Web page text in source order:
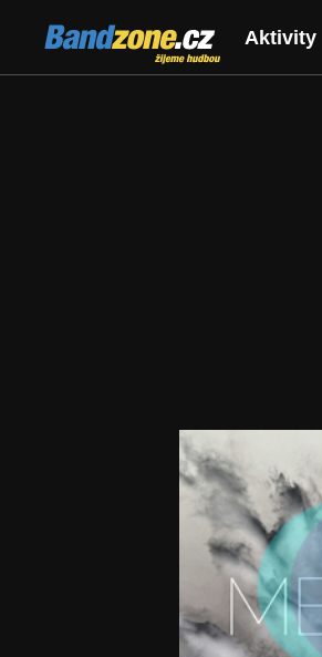
Bandzone.cz
žijeme hudbou
Aktivity